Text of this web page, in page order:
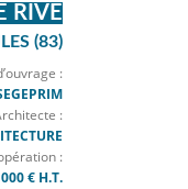
RIVE
(83)
:
:
:
€ H.T.